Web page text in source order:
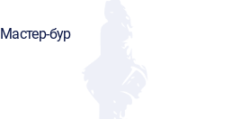
Мастер-бур